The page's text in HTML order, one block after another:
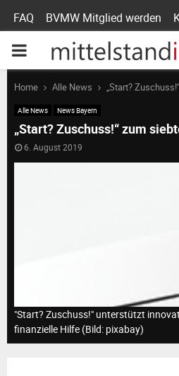
FAQ BVMW Mitglied werden
P
R
I
M
M
Home Alle News „Start?
Alle News News Bayern
„Start? Zuschuss!“ zum
6. August 2019
"Start? Zuschuss!" unterstützt
finanzielle Hilfe (Bild: pixabay)